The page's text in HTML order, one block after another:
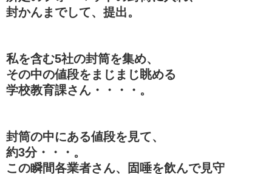
封かんまでして、提出。
私を含む5社の封筒を集め、
その中の値段をまじまじ眺める
学校教育課さん・・・・。
封筒の中にある値段を見て、
約3分・・・。
この瞬間各業者さん、固唾を飲んで見守